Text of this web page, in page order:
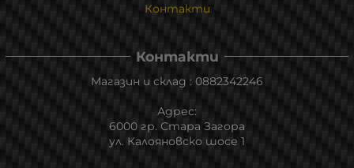
Контакти
Контакти
Магазин и склад : 0882342246
Адрес:
6000 гр. Стара Загора
ул. Калояновско шосе 1